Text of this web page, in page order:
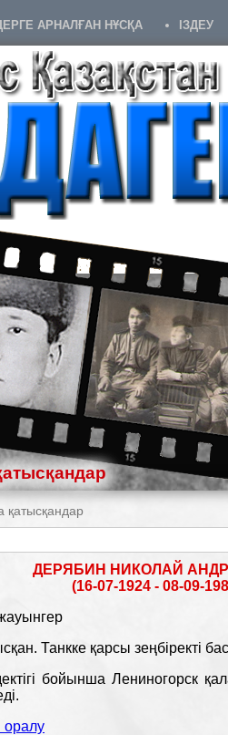
АРНАЛҒАН НҰСҚА IЗДЕУ
қатысқандар
ДЕРЯБИН НИКОЛАЙ
(16-07-1924 - 08-09-
Танкке қарсы зеңбіректі
бойынша Лениногорск
оралу